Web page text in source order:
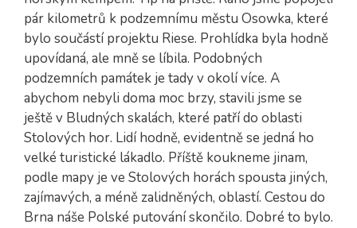
pár kilometrů k podzemnímu městu Osowka, které
bylo součástí projektu Riese. Prohlídka byla hodně
upovídaná, ale mně se líbila. Podobných
podzemních památek je tady v okolí více. A
abychom nebyli doma moc brzy, stavili jsme se
ještě v Bludných skalách, které patří do oblasti
Stolových hor. Lidí hodně, evidentně se jedná ho
velké turistické lákadlo. Příště koukneme jinam,
podle mapy je ve Stolových horách spousta jiných,
zajímavých, a méně zalidněných, oblastí. Cestou do
Brna náše Polské putování skončilo. Dobré to bylo.